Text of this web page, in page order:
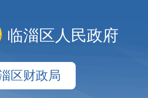
临淄区人民政府
区财政局